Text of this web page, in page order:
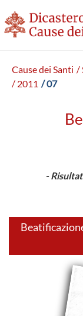
Cause dei Santi /
/ 2011 / 07
-